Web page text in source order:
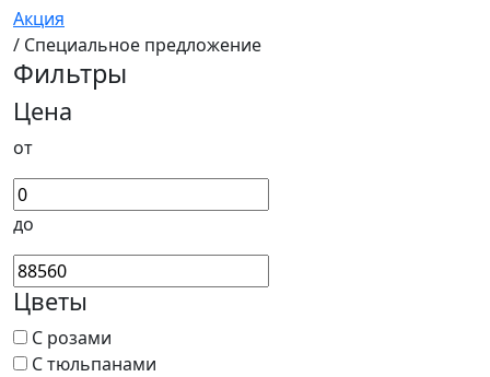
Акция
/ Специальное предложение
Фильтры
Цена
от
до
Цветы
С розами
С тюльпанами